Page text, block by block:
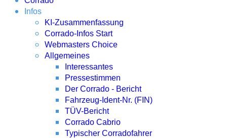
Infos
KI-Zusammenfassung
Corrado-Infos Start
Webmasters Choice
Allgemeines
Interessantes
Pressestimmen
Der Corrado - Bericht
Fahrzeug-Ident-Nr. (FIN)
TÜV-Bericht
Corrado Cabrio
Typischer Corradofahrer